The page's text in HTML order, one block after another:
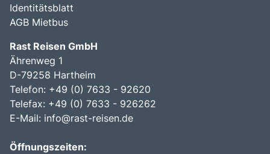
Identitätsblatt
AGB Mietbus
Rast Reisen GmbH
Ährenweg 1
D-79258 Hartheim
Telefon: +49 (0) 7633 - 92620
Telefax: +49 (0) 7633 - 926262
E-Mail: info@rast-reisen.de
Öffnungszeiten: